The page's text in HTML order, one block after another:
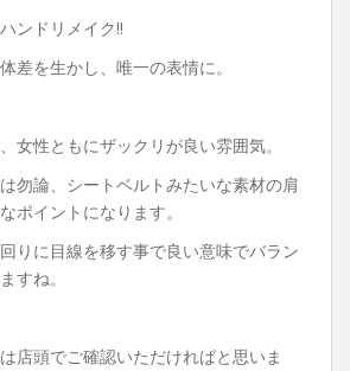
ンドリメイク‼︎
差を生かし、唯一の表情に。
女性ともにザックリが良い雰囲気。
勿論、シートベルトみたいな素材の肩
ポイントになります。
りに目線を移す事で良い意味でバラン
すね。
店頭でご確認いただければと思いま